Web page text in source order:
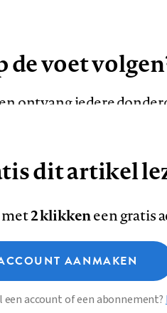
voet
ontvang iedere
AANMELDEN
Disclaimer Privacy
Deze site
dit artikel
2 klikkeneen gratis
AANMAKEN
een account of een abonnement?